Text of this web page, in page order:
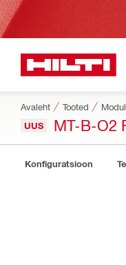
Avaleht Tooted
UUS MT-B-O2
Konfiguratsioon